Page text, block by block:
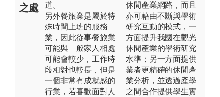
之處
道。
另外餐旅業是屬於特
殊時間上班的服務
業，因此從事餐旅業
可能與一般家人相處
可能會較少，工作時
段相對也較長，但是
一個非常有成就感的
行業，若喜歡面對人
休閒產業網路，而且
亦可藉由不斷與學術
研究互動的模式，一
方面提升我國在觀光
休閒產業的學術研究
水準；另一方面提供
業者更精確的休閒產
業分析，並透過產學
之間合作提供學生實